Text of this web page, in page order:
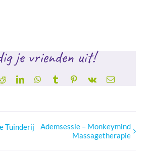
je vrienden uit!
RedditLinkedInWhatsApp
TumblrPinterest
Vk
E-
Tuinderij
Ademsessie – Monkeymind
Massagetherapie